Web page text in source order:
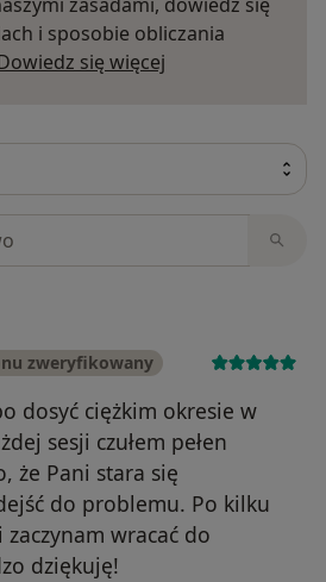
i sposobie obliczania
się więcej
zweryfikowany
dosyć ciężkim okresie w
sesji czułem pełen
że Pani stara się
do problemu. Po kilku
wracać do
dziękuję!